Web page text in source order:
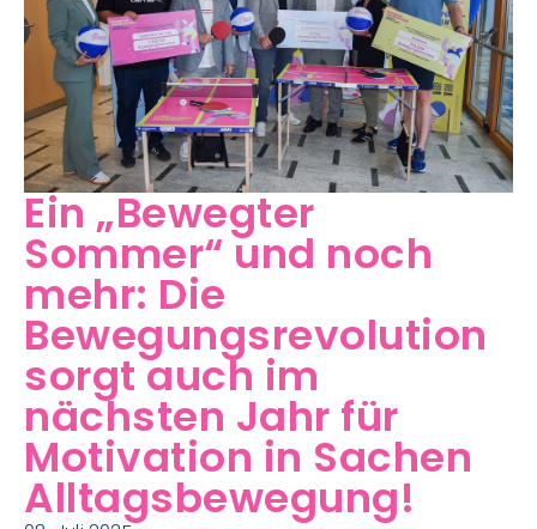
Ein „Bewegter
Sommer“ und noch
mehr: Die
Bewegungsrevolution
sorgt auch im
nächsten Jahr für
Motivation in Sachen
Alltagsbewegung!